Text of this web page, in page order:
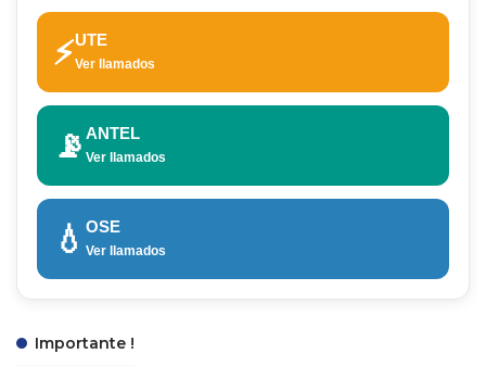
⚡UTE
Ver llamados
📡 ANTEL
Ver llamados
💧 OSE
Ver llamados
Importante !